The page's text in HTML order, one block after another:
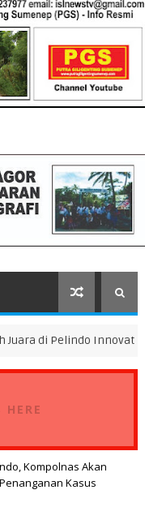
Innovation Award 2026
HERE
Kompolnas Akan
Kasus